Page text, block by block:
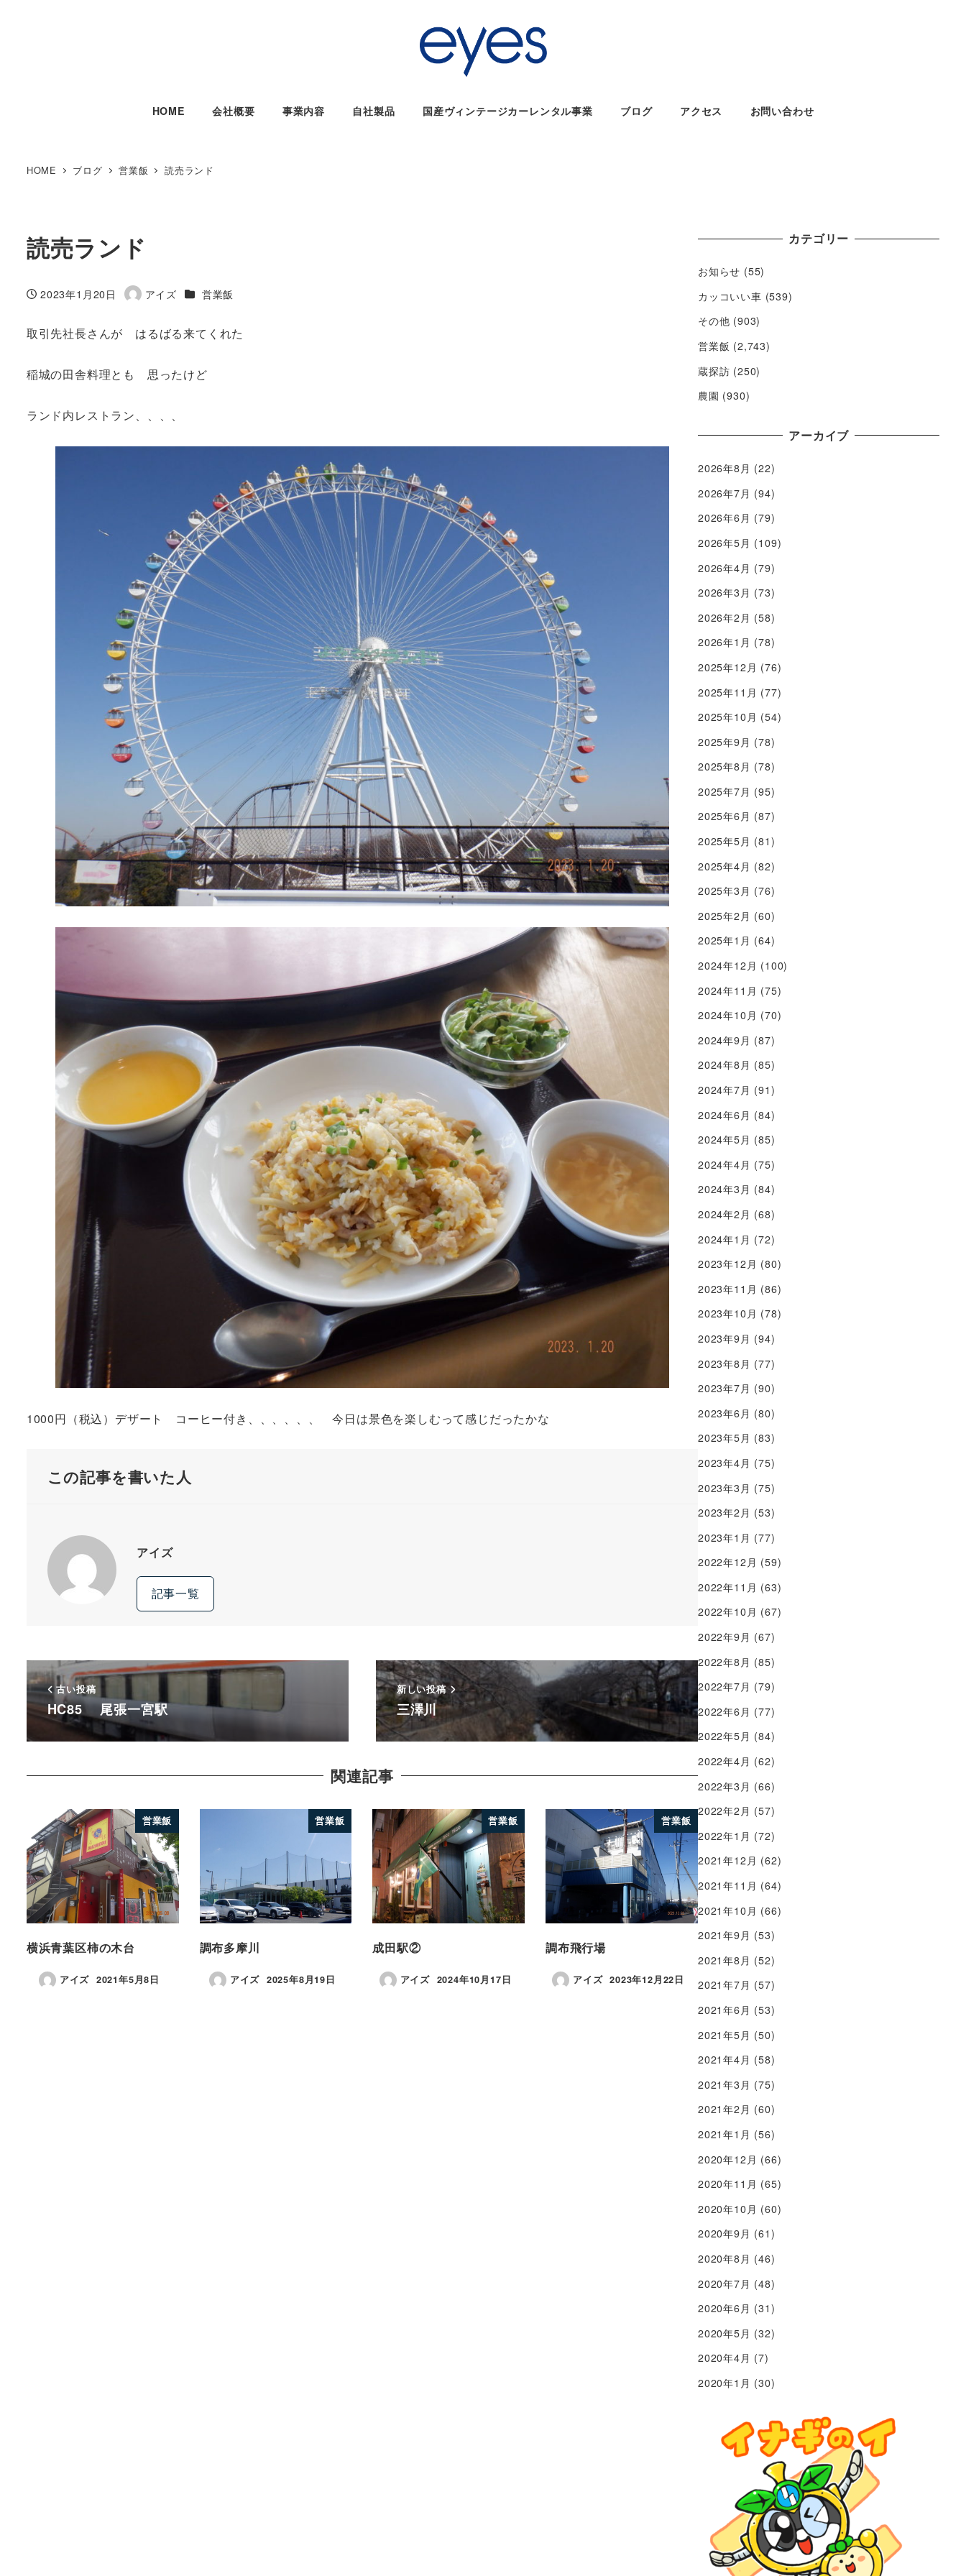
HOME 会社概要 事業内容 自社製品 国産ヴィンテージカーレンタル事業 ブログ アクセス お問い合わせ
HOME ブログ 営業飯 読売ランド
読売ランド
投稿日
2023年1月20日
著
アイズ カテゴリー
営業飯
取引先社長さんが はるばる来てくれた
稲城の田舎料理とも 思ったけど
ランド内レストラン、、、、
1000円（税込）デザート コーヒー付き、、、、、、 今日は景色を楽しむって感じだったかな
この記事を書いた人
アイズ
記事一覧
古い投稿
HC85 尾張一宮駅
新しい投稿
三澤川
関連記事
営業飯
横浜青葉区柿の木台
アイズ 2021年5月8日
営業飯
調布多摩川
アイズ 2025年8月19日
営業飯
成田駅②
アイズ 2024年10月17日
営業飯
調布飛行場
アイズ 2023年12月22日
カテゴリー
お知らせ (55)
カッコいい車 (539)
その他 (903)
営業飯 (2,743)
蔵探訪 (250)
農園 (930)
アーカイブ
2026年8月 (22)
2026年7月 (94)
2026年6月 (79)
2026年5月 (109)
2026年4月 (79)
2026年3月 (73)
2026年2月 (58)
2026年1月 (78)
2025年12月 (76)
2025年11月 (77)
2025年10月 (54)
2025年9月 (78)
2025年8月 (78)
2025年7月 (95)
2025年6月 (87)
2025年5月 (81)
2025年4月 (82)
2025年3月 (76)
2025年2月 (60)
2025年1月 (64)
2024年12月 (100)
2024年11月 (75)
2024年10月 (70)
2024年9月 (87)
2024年8月 (85)
2024年7月 (91)
2024年6月 (84)
2024年5月 (85)
2024年4月 (75)
2024年3月 (84)
2024年2月 (68)
2024年1月 (72)
2023年12月 (80)
2023年11月 (86)
2023年10月 (78)
2023年9月 (94)
2023年8月 (77)
2023年7月 (90)
2023年6月 (80)
2023年5月 (83)
2023年4月 (75)
2023年3月 (75)
2023年2月 (53)
2023年1月 (77)
2022年12月 (59)
2022年11月 (63)
2022年10月 (67)
2022年9月 (67)
2022年8月 (85)
2022年7月 (79)
2022年6月 (77)
2022年5月 (84)
2022年4月 (62)
2022年3月 (66)
2022年2月 (57)
2022年1月 (72)
2021年12月 (62)
2021年11月 (64)
2021年10月 (66)
2021年9月 (53)
2021年8月 (52)
2021年7月 (57)
2021年6月 (53)
2021年5月 (50)
2021年4月 (58)
2021年3月 (75)
2021年2月 (60)
2021年1月 (56)
2020年12月 (66)
2020年11月 (65)
2020年10月 (60)
2020年9月 (61)
2020年8月 (46)
2020年7月 (48)
2020年6月 (31)
2020年5月 (32)
2020年4月 (7)
2020年1月 (30)